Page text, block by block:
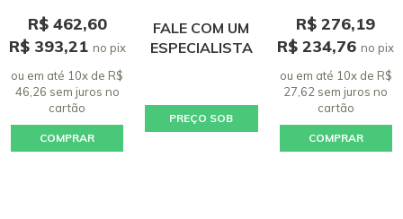
R$ 462,60
R$ 393,21 no pix
ou em até 10x de R$
46,26 sem juros no
cartão
COMPRAR
FALE COM UM
ESPECIALISTA
PREÇO SOB
R$ 276,19
R$ 234,76no pix
ou em até 10x de R$
27,62 sem jurosno
cartão
COMPRAR